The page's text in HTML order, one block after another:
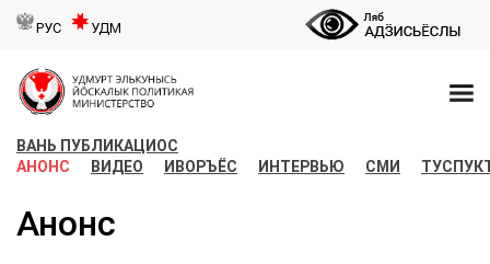
РУС УДМ
ВАНЬ ПУБЛИКАЦИОС
АНОНС
ВИДЕО ИВОРЪЁС ИНТЕРВЬЮ СМИ
Анонс